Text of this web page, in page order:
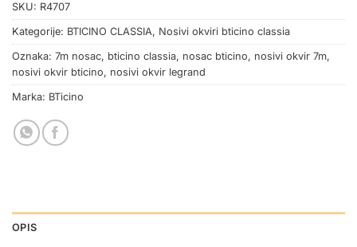
SKU: R4707
Kategorije: BTICINO CLASSIA, Nosivi okviri bticino classia
Oznaka: 7m nosac, bticino classia, nosac bticino, nosivi okvir 7m,
nosivi okvir bticino, nosivi okvir legrand
Marka: BTicino
OPIS